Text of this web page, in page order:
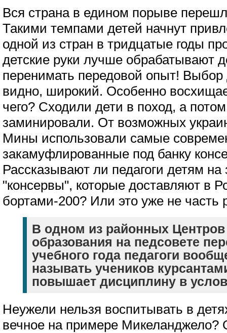
Вся страна в едином порыве
Такими темпами детей начнут
одной из стран в тридцатые годы
детские руки лучше обрабатывают
перенимать передовой опыт! Выбор
видно, широкий. Особенно
чего? Сходили дети в поход, а
заминировали. От возможных
Мины использовали самые
закамуфлированные под банку
Рассказывают ли педагоги детям на
"консервы", которые доставляют в
бортами-200? Или это уже не часть
В одном из районных Центров
образования на педсовете
учебного года педагоги
называть учеников
повышает дисциплину в
Неужели нельзя воспитывать в
вечное на примере Микеланджело?